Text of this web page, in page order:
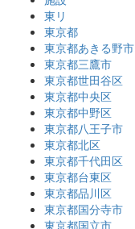
東リ
東京都
東京都あきる野市
東京都三鷹市
東京都世田谷区
東京都中央区
東京都中野区
東京都八王子市
東京都北区
東京都千代田区
東京都台東区
東京都品川区
東京都国分寺市
東京都国立市